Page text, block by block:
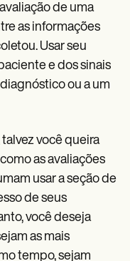
de uma
as informações
Usar seu
e dos sinais
ou a um
você queira
as avaliações
usar a seção de
de seus
você deseja
as mais
tempo, sejam